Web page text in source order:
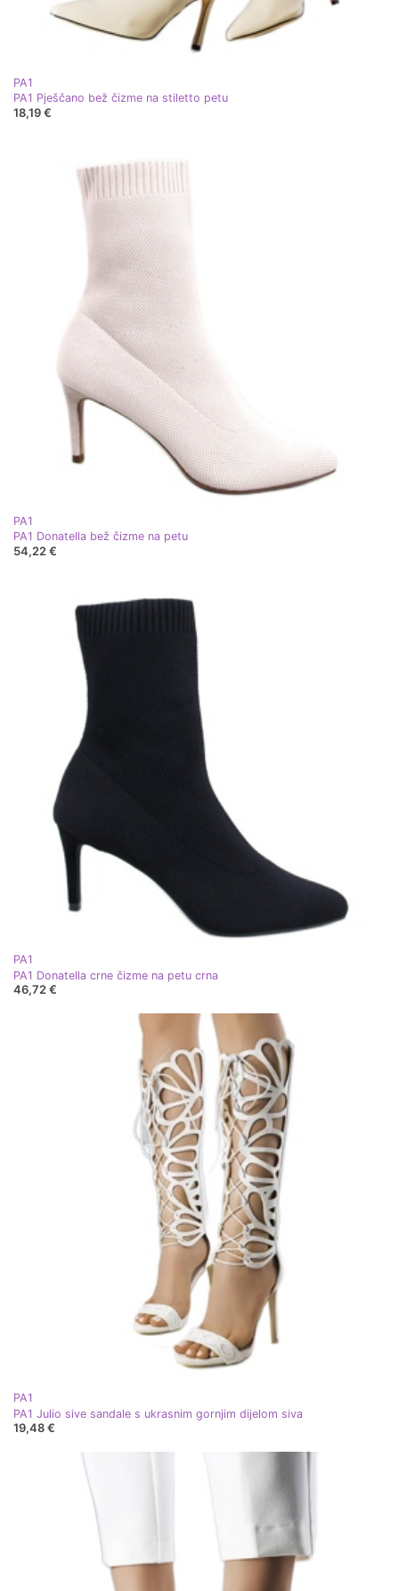
PA1
PA1 Pješčano bež čizme na stiletto petu
18,19 €
PA1
PA1 Donatella bež čizme na petu
54,22 €
PA1
PA1 Donatella crne čizme na petu crna
46,72 €
PA1
PA1 Julio sive sandale s ukrasnim gornjim dijelom siva
19,48 €